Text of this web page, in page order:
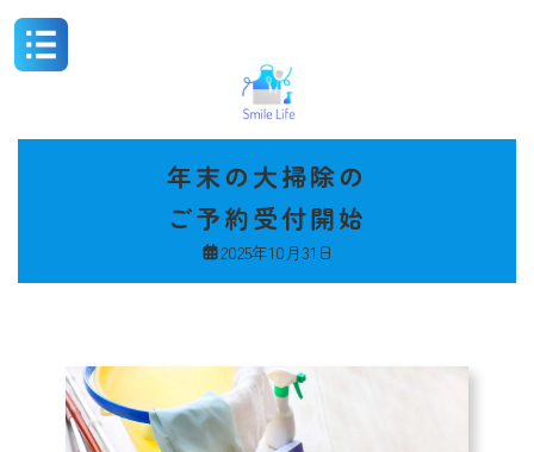
テ
ゲ
年末の大掃除の
ご予約受付開始
2025年10月31日